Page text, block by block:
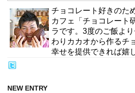
チョコレート好きのた
カフェ「チョコレート
ラです。3度のご飯よ
わりカカオから作るチ
幸せを提供できれば嬉
NEW ENTRY